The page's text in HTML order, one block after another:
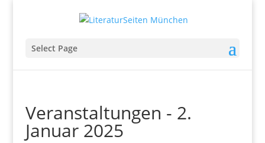
Select Page
Veranstaltungen - 2.
Januar 2025